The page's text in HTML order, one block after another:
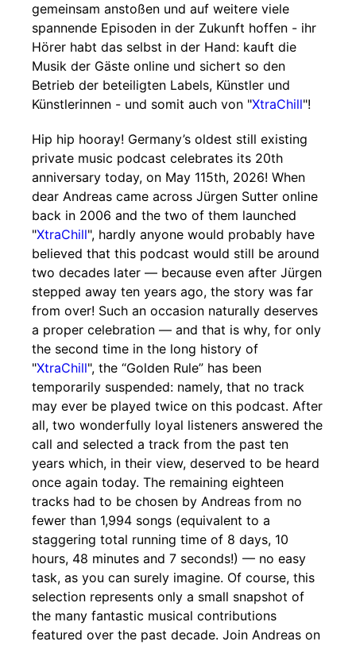
gemeinsam anstoßen und auf weitere viele
spannende Episoden in der Zukunft hoffen - ihr
Hörer habt das selbst in der Hand: kauft die
Musik der Gäste online und sichert so den
Betrieb der beteiligten Labels, Künstler und
Künstlerinnen - und somit auch von "XtraChill"!
Hip hip hooray! Germany’s oldest still existing
private music podcast celebrates its 20th
anniversary today, on May 115th, 2026! When
dear Andreas came across Jürgen Sutter online
back in 2006 and the two of them launched
"XtraChill", hardly anyone would probably have
believed that this podcast would still be around
two decades later — because even after Jürgen
stepped away ten years ago, the story was far
from over! Such an occasion naturally deserves
a proper celebration — and that is why, for only
the second time in the long history of
"XtraChill", the “Golden Rule” has been
temporarily suspended: namely, that no track
may ever be played twice on this podcast. After
all, two wonderfully loyal listeners answered the
call and selected a track from the past ten
years which, in their view, deserved to be heard
once again today. The remaining eighteen
tracks had to be chosen by Andreas from no
fewer than 1,994 songs (equivalent to a
staggering total running time of 8 days, 10
hours, 48 minutes and 7 seconds!) — no easy
task, as you can surely imagine. Of course, this
selection represents only a small snapshot of
the many fantastic musical contributions
featured over the past decade. Join Andreas on